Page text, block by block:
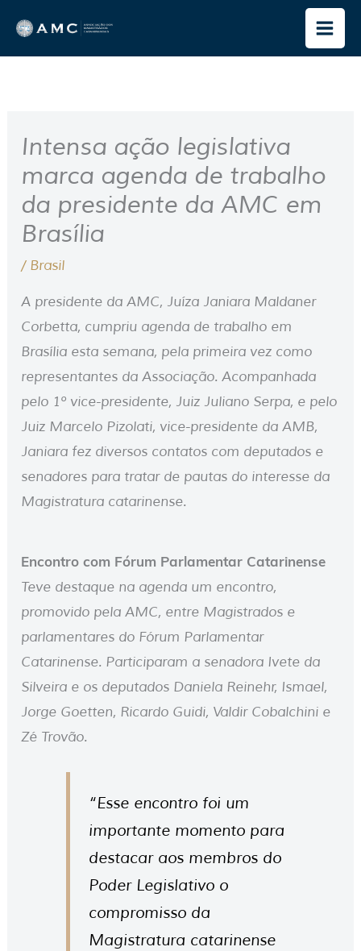
para
o
Intensa ação legislativa
marca agenda de trabalho
da presidente da AMC em
Brasília
/ Brasil
A presidente da AMC, Juíza Janiara Maldaner
Corbetta, cumpriu agenda de trabalho em
Brasília esta semana, pela primeira vez como
representantes da Associação. Acompanhada
pelo 1º vice-presidente, Juiz Juliano Serpa, e pelo
Juiz Marcelo Pizolati, vice-presidente da AMB,
Janiara fez diversos contatos com deputados e
senadores para tratar de pautas do interesse da
Magistratura catarinense.
Encontro com Fórum Parlamentar Catarinense
Teve destaque na agenda um encontro,
promovido pela AMC, entre Magistrados e
parlamentares do Fórum Parlamentar
Catarinense. Participaram a senadora Ivete da
Silveira e os deputados Daniela Reinehr, Ismael,
Jorge Goetten, Ricardo Guidi, Valdir Cobalchini e
Zé Trovão.
“Esse encontro foi um
importante momento para
destacar aos membros do
Poder Legislativo o
compromisso da
Magistratura catarinense